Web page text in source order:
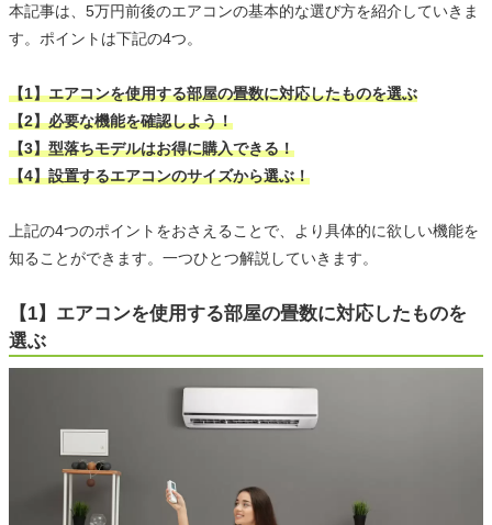
本記事は、5万円前後のエアコンの基本的な選び方を紹介していきま
す。ポイントは下記の4つ。
【1】エアコンを使用する部屋の畳数に対応したものを選ぶ
【2】必要な機能を確認しよう！
【3】型落ちモデルはお得に購入できる！
【4】設置するエアコンのサイズから選ぶ！
上記の4つのポイントをおさえることで、より具体的に欲しい機能を
知ることができます。一つひとつ解説していきます。
【1】エアコンを使用する部屋の畳数に対応したものを
選ぶ